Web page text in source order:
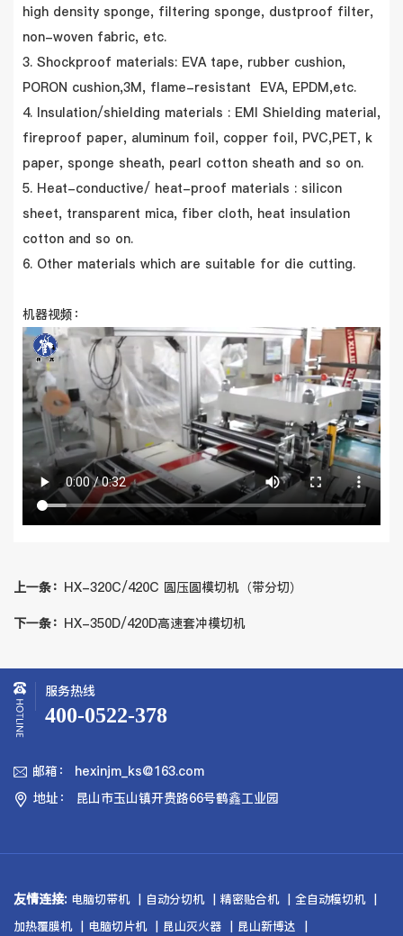
high density sponge, filtering sponge, dustproof filter,
non-woven fabric, etc.
3. Shockproof materials: EVA tape, rubber cushion,
PORON cushion,3M, flame-resistant EVA, EPDM,etc.
4. Insulation/shielding materials : EMI Shielding material,
fireproof paper, aluminum foil, copper foil, PVC,PET, k
paper, sponge sheath, pearl cotton sheath and so on.
5. Heat-conductive/ heat-proof materials : silicon
sheet, transparent mica, fiber cloth, heat insulation
cotton and so on.
6. Other materials which are suitable for die cutting.
机器视频：
上一条： HX-320C/420C 圆压圆模切机（带分切）
下一条： HX-350D/420D高速套冲模切机
服务热线
400-0522-378
 邮箱： hexinjm_ks@163.com
 地址： 昆山市玉山镇开贵路66号鹤鑫工业园
友情连接: 电脑切带机 自动分切机 精密贴合机
全自动模切机
加热覆膜机
电脑切片机 昆山灭火器 昆山新博达